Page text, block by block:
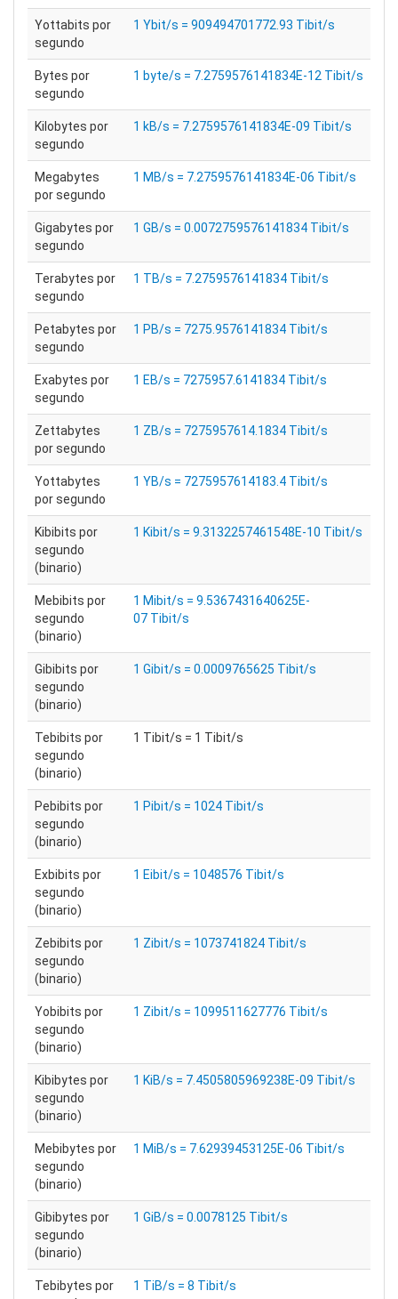
Yottabits por
segundo
1 Ybit/s = 909494701772.93 Tibit/s
Bytes por
segundo
1 byte/s = 7.2759576141834E-12 Tibit/s
Kilobytes por
segundo
1 kB/s = 7.2759576141834E-09 Tibit/s
Megabytes
por segundo
1 MB/s = 7.2759576141834E-06 Tibit/s
Gigabytes por
segundo
1 GB/s = 0.0072759576141834 Tibit/s
Terabytes por
segundo
1 TB/s = 7.2759576141834 Tibit/s
Petabytes por
segundo
1 PB/s = 7275.9576141834 Tibit/s
Exabytes por
segundo
1 EB/s = 7275957.6141834 Tibit/s
Zettabytes
por segundo
1 ZB/s = 7275957614.1834 Tibit/s
Yottabytes
por segundo
1 YB/s = 7275957614183.4 Tibit/s
Kibibits por
segundo
(binario)
1 Kibit/s = 9.3132257461548E-10 Tibit/s
Mebibits por
segundo
(binario)
1 Mibit/s = 9.5367431640625E-
07 Tibit/s
Gibibits por
segundo
(binario)
1 Gibit/s = 0.0009765625 Tibit/s
Tebibits por
segundo
(binario)
1 Tibit/s = 1 Tibit/s
Pebibits por
segundo
(binario)
1 Pibit/s = 1024 Tibit/s
Exbibits por
segundo
(binario)
1 Eibit/s = 1048576 Tibit/s
Zebibits por
segundo
(binario)
1 Zibit/s = 1073741824 Tibit/s
Yobibits por
segundo
(binario)
1 Zibit/s = 1099511627776 Tibit/s
Kibibytes por
segundo
(binario)
1 KiB/s = 7.4505805969238E-09 Tibit/s
Mebibytes por
segundo
(binario)
1 MiB/s = 7.62939453125E-06 Tibit/s
Gibibytes por
segundo
(binario)
1 GiB/s = 0.0078125 Tibit/s
Tebibytes por
1 TiB/s = 8 Tibit/s